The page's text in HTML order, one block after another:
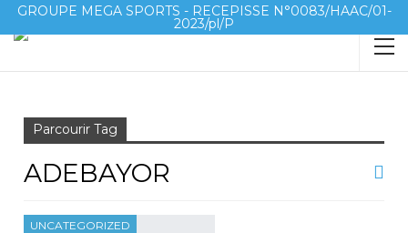
GROUPE MEGA SPORTS - RECEPISSE N°0083/HAAC/01-
2023/pl/P
Parcourir Tag
ADEBAYOR
UNCATEGORIZED